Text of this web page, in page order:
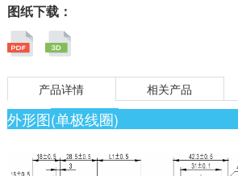
图纸下载：
产品详情 相关产品
外形图(单极线圈)